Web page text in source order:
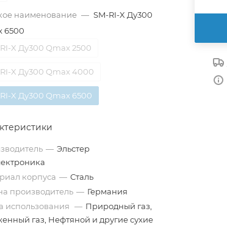
наименование — SM-RI-X Ду300
6500
X Ду300 Qmax 2500
X Ду300 Qmax 4000
X Ду300 Qmax 6500
— Эльстер
корпуса — Сталь
производитель — Германия
использования — Природный газ,
газ, Нефтяной и другие сухие